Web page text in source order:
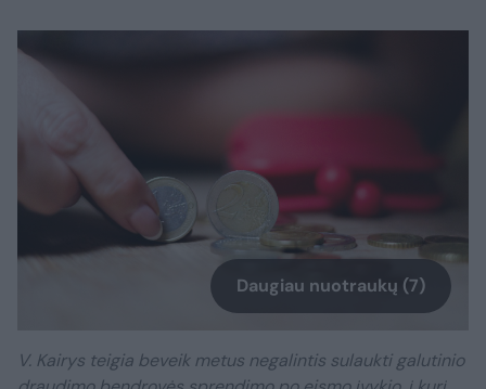
Daugiau nuotraukų (7)
V. Kairys teigia beveik metus negalintis sulaukti galutinio